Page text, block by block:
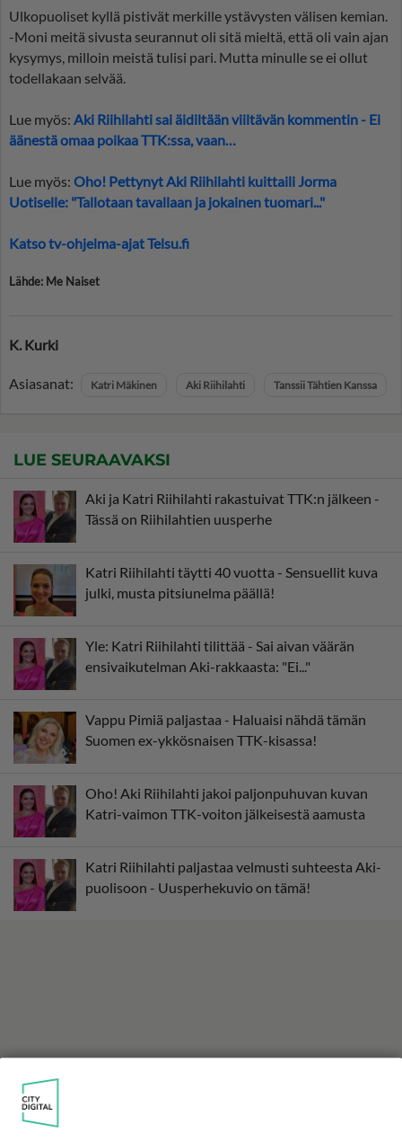
Ulkopuoliset kyllä pistivät merkille ystävysten välisen kemian.
-Moni meitä sivusta seurannut oli sitä mieltä, että oli vain ajan
kysymys, milloin meistä tulisi pari. Mutta minulle se ei ollut
todellakaan selvää.
Lue myös: Aki Riihilahti sai äidiltään viiltävän kommentin - Ei
äänestä omaa poikaa TTK:ssa, vaan…
Lue myös: Oho! Pettynyt Aki Riihilahti kuittaili Jorma
Uotiselle: "Tallotaan tavallaan ja jokainen tuomari..."
Katso tv-ohjelma-ajat Telsu.fi
Lähde: Me Naiset
K. Kurki
Asiasanat: Katri Mäkinen Aki Riihilahti Tanssii Tähtien Kanssa
LUE SEURAAVAKSI
Aki ja Katri Riihilahti rakastuivat TTK:n jälkeen -
Tässä on Riihilahtien uusperhe
Katri Riihilahti täytti 40 vuotta - Sensuellit kuva
julki, musta pitsiunelma päällä!
Yle: Katri Riihilahti tilittää - Sai aivan väärän
ensivaikutelman Aki-rakkaasta: "Ei..."
Vappu Pimiä paljastaa - Haluaisi nähdä tämän
Suomen ex-ykkösnaisen TTK-kisassa!
Oho! Aki Riihilahti jakoi paljonpuhuvan kuvan
Katri-vaimon TTK-voiton jälkeisestä aamusta
Katri Riihilahti paljastaa velmusti suhteesta Aki-
puolisoon - Uusperhekuvio on tämä!